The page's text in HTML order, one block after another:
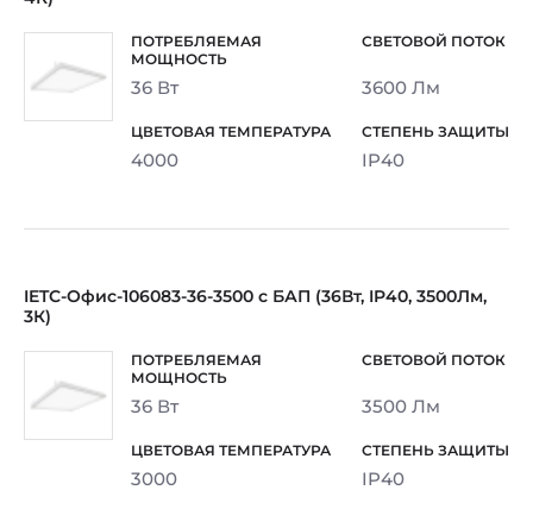
36 Вт 3600 Лм
4000 IP40
IETC-Офис-106083-36-3500 с БАП (36Вт, IP40, 3500Лм,
3К)
36 Вт 3500 Лм
3000 IP40